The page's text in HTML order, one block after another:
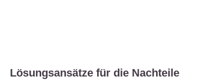
Lösungsansätze für die Nachteile